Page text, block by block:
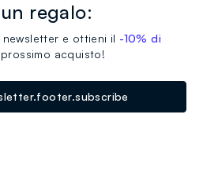
regalo:
e ottieni il -10% di
acquisto!